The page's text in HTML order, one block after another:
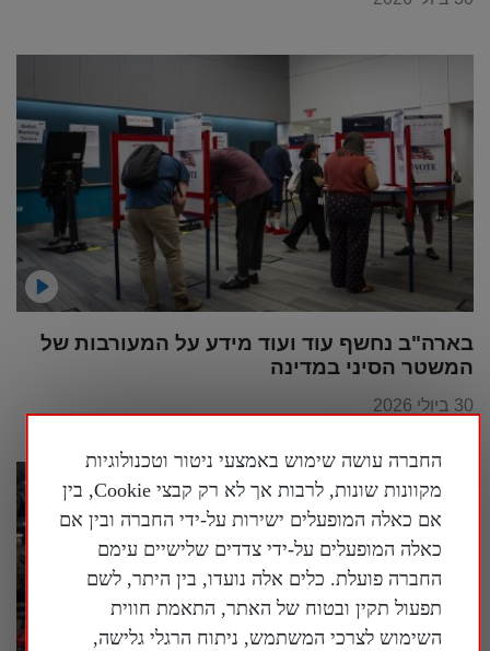
בארה"ב נחשף עוד ועוד מידע על המעורבות של
המשטר הסיני במדינה
30 ביולי 2026
החברה עושה שימוש באמצעי ניטור וטכנולוגיות
מקוונות שונות, לרבות אך לא רק קבצי Cookie, בין
אם כאלה המופעלים ישירות על-ידי החברה ובין אם
כאלה המופעלים על-ידי צדדים שלישיים עימם
החברה פועלת. כלים אלה נועדו, בין היתר, לשם
תפעול תקין ובטוח של האתר, התאמת חווית
השימוש לצרכי המשתמש, ניתוח הרגלי גלישה,